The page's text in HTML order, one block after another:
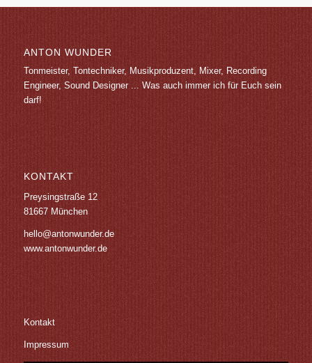
ANTON WUNDER
Tonmeister, Tontechniker, Musikproduzent, Mixer, Recording
Engineer, Sound Designer ... Was auch immer ich für Euch sein
darf!
KONTAKT
Preysingstraße 12
81667 München
hello@antonwunder.de
www.antonwunder.de
Kontakt
Impressum